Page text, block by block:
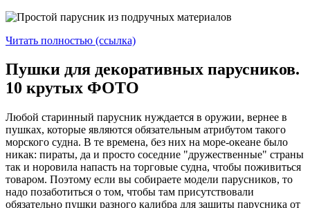
Читать полностью (ссылка)
Пушки для декоративных парусников.
10 крутых ФОТО
Любой старинный парусник нуждается в оружии, вернее в
пушках, которые являются обязательным атрибутом такого
морского судна. В те времена, без них на море-океане было
никак: пираты, да и просто соседние "дружественные" страны
так и норовила напасть на торговые судна, чтобы поживиться
товаром. Поэтому если вы собираете модели парусников, то
надо позаботиться о том, чтобы там присутствовали
обязательно пушки разного калибра для защиты парусника от